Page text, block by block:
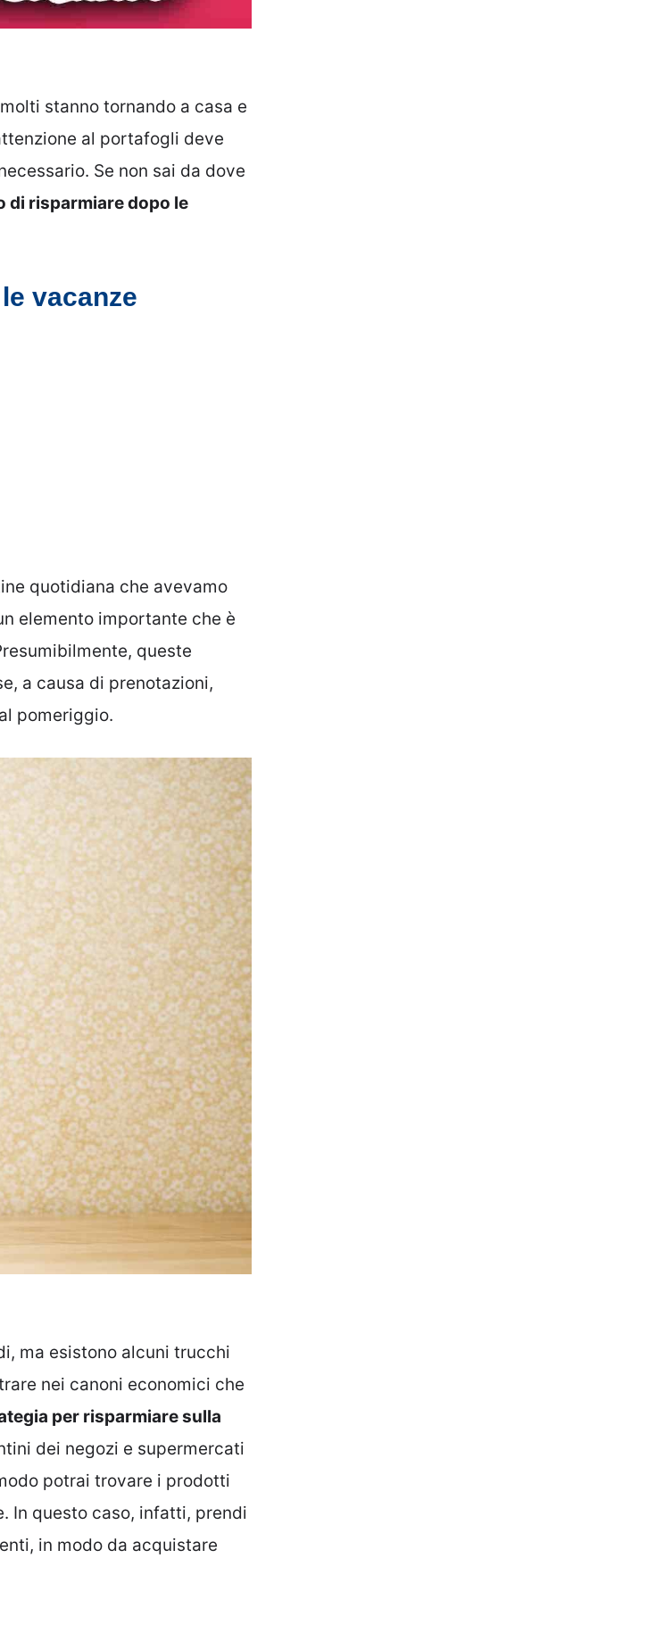
stanno tornando a casa e
al portafogli deve
Se non sai da dove
di risparmiare dopo le
vacanze
quotidiana che avevamo
elemento importante che è
queste
a causa di prenotazioni,
pomeriggio.
ma esistono alcuni trucchi
nei canoni economici che
per risparmiare sulla
dei negozi e supermercati
potrai trovare i prodotti
In questo caso, infatti, prendi
in modo da acquistare